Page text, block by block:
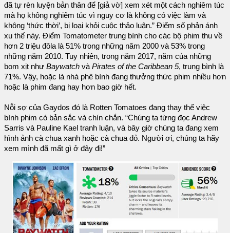
đã tự rèn luyện bản thân để [giả vờ] xem xét một cách nghiêm túc
mà họ không nghiêm túc vì nguy cơ là không có việc làm và
không ‘thức thời’, bị loại khỏi cuộc thảo luận.” Điểm số phản ánh
xu thế này. Điểm Tomatometer trung bình cho các bộ phim thu về
hơn 2 triệu đôla là 51% trong những năm 2000 và 53% trong
những năm 2010. Tuy nhiên, trong năm 2017, năm của những
bom xịt như Baywatch vàPirates of the Caribbean 5, trung bình là
71%. Vậy, hoặc là nhà phê bình đang thưởng thức phim nhiều hơn
hoặc là phim đang hay hơn bao giờ hết.
Nỗi sợ của Gaydos đó là Rotten Tomatoes đang thay thế việc
bình phim có bản sắc và chín chắn. “Chúng ta từng đọc Andrew
Sarris và Pauline Kael tranh luận, và bây giờ chúng ta đang xem
hình ảnh cà chua xanh hoặc cà chua đỏ. Người ơi, chúng ta hãy
xem mình đã mất gì ở đây đi!”